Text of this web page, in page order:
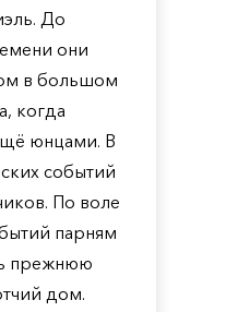
До
они
в большом
когда
юнцами. В
событий
По воле
парням
прежнюю
дом.